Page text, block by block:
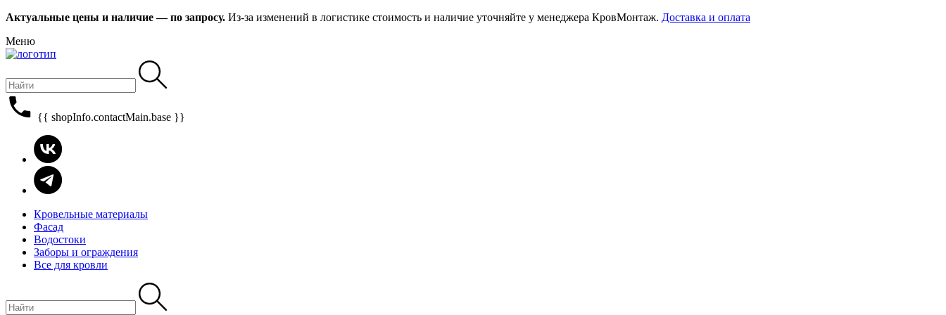
Актуальные цены и наличие — по запросу. Из-за изменений в логистике стоимость и наличие уточняйте у менеджера КровМонтаж. Доставка и оплата
Меню
{{ shopInfo.contactMain.base }}
Кровельные материалы
Фасад
Водостоки
Заборы и ограждения
Все для кровли